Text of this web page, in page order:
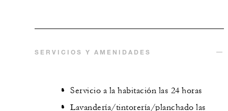
SERVICIOS Y AMENIDADES
Servicio a la habitación las 24 horas
Lavandería/tintorería/planchado las